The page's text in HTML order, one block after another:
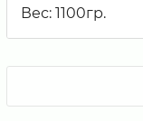
Вес: 1100гр.